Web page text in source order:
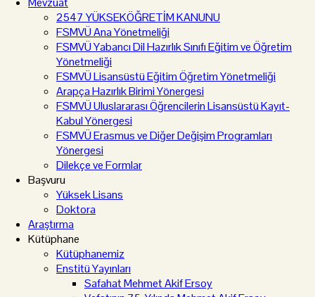
2547 YÜKSEKÖĞRETİM KANUNU
FSMVÜ Ana Yönetmeliği
FSMVÜ Yabancı Dil Hazırlık Sınıfı Eğitim ve Öğretim
Yönetmeliği
FSMVÜ Lisansüstü Eğitim Öğretim Yönetmeliği
Arapça Hazırlık Birimi Yönergesi
FSMVÜ Uluslararası Öğrencilerin Lisansüstü Kayıt-
Kabul Yönergesi
FSMVÜ Erasmus ve Diğer Değişim Programları
Yönergesi
Dilekçe ve Formlar
Başvuru
Yüksek Lisans
Doktora
Araştırma
Kütüphane
Kütüphanemiz
Enstitü Yayınları
Safahat Mehmet Akif Ersoy